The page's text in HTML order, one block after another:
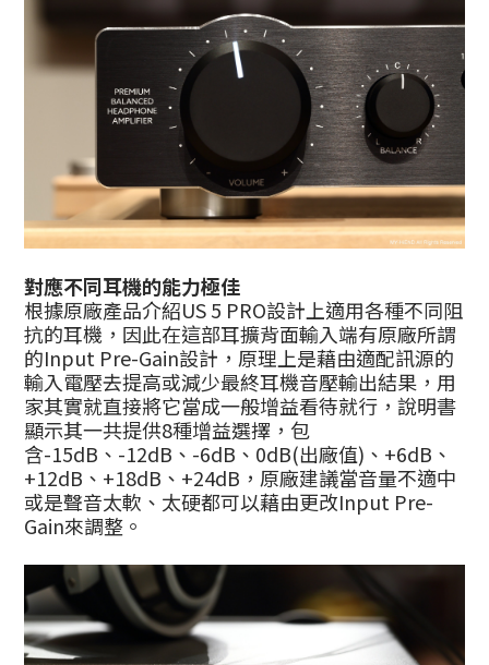
對應不同耳機的能力極佳
根據原廠產品介紹US 5 PRO設計上適用各種不同阻
抗的耳機，因此在這部耳擴背面輸入端有原廠所謂
的Input Pre-Gain設計，原理上是藉由適配訊源的
輸入電壓去提高或減少最終耳機音壓輸出結果，用
家其實就直接將它當成一般增益看待就行，說明書
顯示其一共提供8種增益選擇，包
含-15dB、-12dB、-6dB、0dB(出廠值)、+6dB、
+12dB、+18dB、+24dB，原廠建議當音量不適中
或是聲音太軟、太硬都可以藉由更改Input Pre-
Gain來調整。